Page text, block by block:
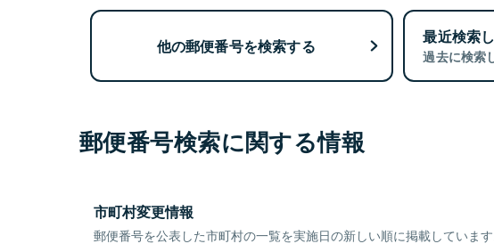
他の郵便番号を検索する 最近検索
過去に検索
郵便番号検索に関する情報
市町村変更情報
郵便番号を公表した市町村の一覧を実施日の新しい順に掲載しています